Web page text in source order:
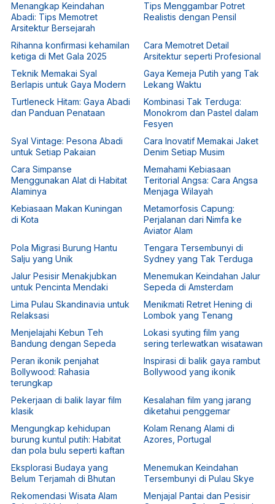
Menangkap Keindahan
Abadi: Tips Memotret
Arsitektur Bersejarah
Tips Menggambar Potret
Realistis dengan Pensil
Rihanna konfirmasi kehamilan
ketiga di Met Gala 2025
Cara Memotret Detail
Arsitektur seperti Profesional
Teknik Memakai Syal
Berlapis untuk Gaya Modern
Gaya Kemeja Putih yang Tak
Lekang Waktu
Turtleneck Hitam: Gaya Abadi
dan Panduan Penataan
Kombinasi Tak Terduga:
Monokrom dan Pastel dalam
Fesyen
Syal Vintage: Pesona Abadi
untuk Setiap Pakaian
Cara Inovatif Memakai Jaket
Denim Setiap Musim
Cara Simpanse
Menggunakan Alat di Habitat
Alaminya
Memahami Kebiasaan
Teritorial Angsa: Cara Angsa
Menjaga Wilayah
Kebiasaan Makan Kuningan
di Kota
Metamorfosis Capung:
Perjalanan dari Nimfa ke
Aviator Alam
Pola Migrasi Burung Hantu
Salju yang Unik
Tengara Tersembunyi di
Sydney yang Tak Terduga
Jalur Pesisir Menakjubkan
untuk Pencinta Mendaki
Menemukan Keindahan Jalur
Sepeda di Amsterdam
Lima Pulau Skandinavia untuk
Relaksasi
Menikmati Retret Hening di
Lombok yang Tenang
Menjelajahi Kebun Teh
Bandung dengan Sepeda
Lokasi syuting film yang
sering terlewatkan wisatawan
Peran ikonik penjahat
Bollywood: Rahasia
terungkap
Inspirasi di balik gaya rambut
Bollywood yang ikonik
Pekerjaan di balik layar film
klasik
Kesalahan film yang jarang
diketahui penggemar
Mengungkap kehidupan
burung kuntul putih: Habitat
dan pola bulu seperti kaftan
Kolam Renang Alami di
Azores, Portugal
Eksplorasi Budaya yang
Belum Terjamah di Bhutan
Menemukan Keindahan
Tersembunyi di Pulau Skye
Rekomendasi Wisata Alam
Menjajal Pantai dan Pesisir